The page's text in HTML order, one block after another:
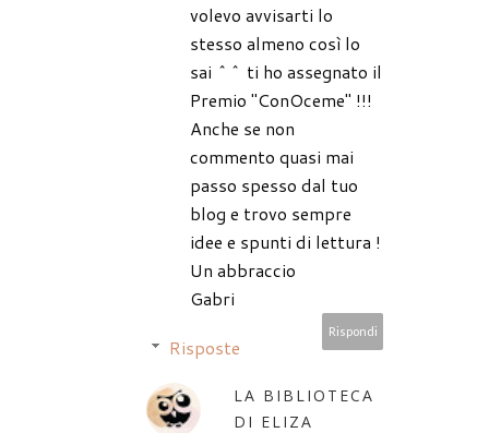
volevo avvisarti lo
stesso almeno così lo
sai ^^ ti ho assegnato il
Premio "ConOceme" !!!
Anche se non
commento quasi mai
passo spesso dal tuo
blog e trovo sempre
idee e spunti di lettura !
Un abbraccio
Gabri
Rispondi
Risposte
LA BIBLIOTECA
DI ELIZA